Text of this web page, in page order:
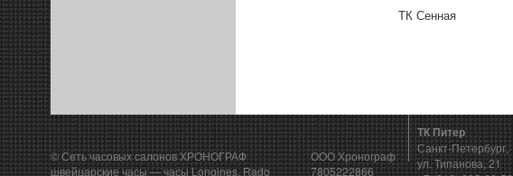
ТК Сенная
© Сеть часовых салонов ХРОНОГРАФ
швейцарские часы— часы Longines, Rado
ООО Хронограф
7805222866
ТК Питер
Санкт-Петербург,
ул. Типанова, 21